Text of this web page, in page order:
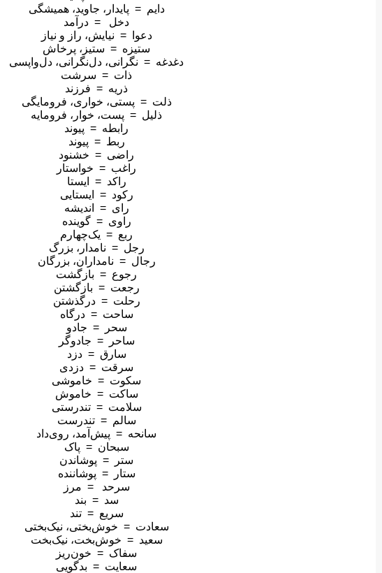
دایم = پایدار، جاوید، همیشگی
دخل = درآمد
دعوا = نیایش، راز و نیاز
ستیزه = ستیز، پرخاش
دغدغه = نگرانی، دل‌نگرانی، دل‌واپسی
ذات = سرشت
ذریه = فرزند
ذلت = پستی، خواری، فرومایگی
ذلیل = پست، خوار، فرومایه
رابطه = پیوند
ربط = پیوند
راضی = خشنود
راغب = خواستار
راکد = ایستا
رکود = ایستایی
رای = اندیشه
راوی = گوینده
ربع = یک‌چهارم
رجل = نامدار، بزرگ
رجال = نامداران، بزرگان
رجوع = بازگشت
رجعت = بازگشتن
رحلت = درگذشتن
ساحت = درگاه
سحر = جادو
ساحر = جادوگر
سارق = دزد
سرقت = دزدی
سکوت = خاموشی
ساکت = خاموش
سلامت = تندرستی
سالم = تندرست
سانحه = پیش‌آمد، روی‌داد
سبحان = پاک
ستر = پوشاندن
ستار = پوشاننده
سرحد = مرز
سد = بند
سریع = تند
سعادت = خوش‌بختی، نیک‌بختی
سعید = خوش‌بخت، نیک‌بخت
سفاک = خون‌ریز
سعایت = بدگویی